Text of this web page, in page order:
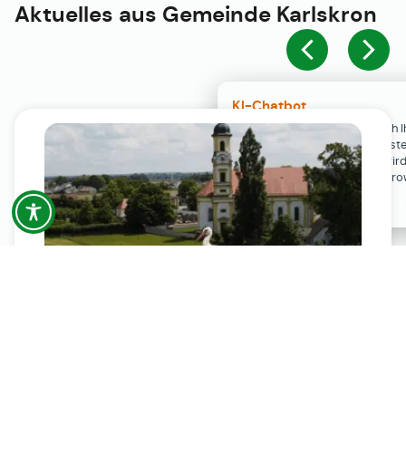
KI-Chatbot
Der KI-Chatbot steht erst nach
Einwilligung in den Cookie-
Verfügung. Der Chat-Verlauf
ausschließlich lokal in Ihrem
gespeichert.
Aktuelles aus Gemeinde Karlskron